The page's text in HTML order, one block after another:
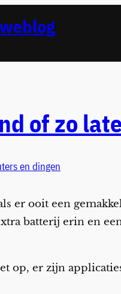
of zo
en dingen
er ooit een
batterij erin en
op, er zijn